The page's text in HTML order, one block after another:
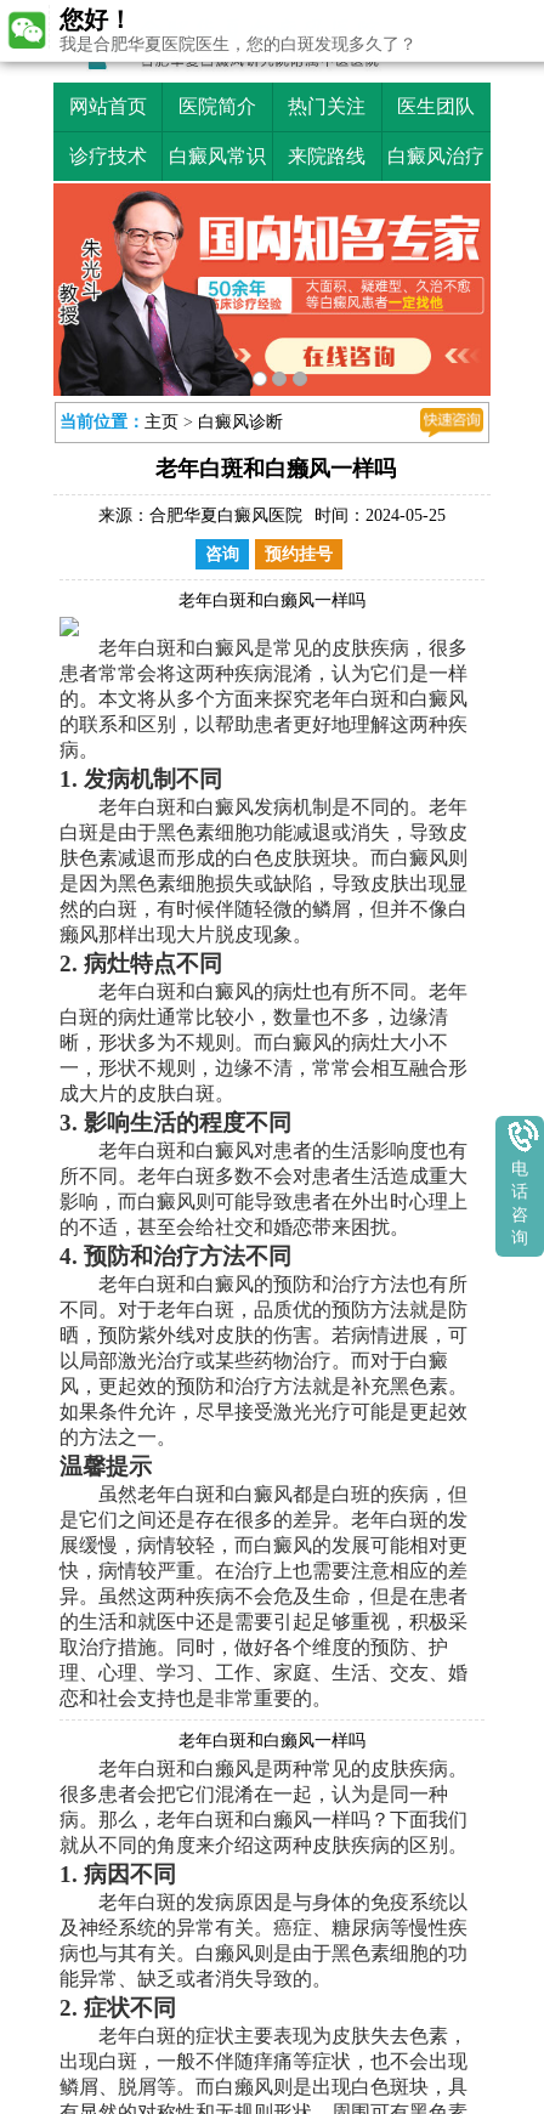
网站首页 医院简介 热门关注 医生团队
诊疗技术 白癜风常识 来院路线 白癜风治疗
当前位置： 主页 > 白癜风诊断
老年白斑和白癞风一样吗
来源： 合肥华夏白癜风医院 时间：2024-05-25
咨询 预约挂号
老年白斑和白癞风一样吗
老年白斑和白癜风是常见的皮肤疾病，很多
患者常常会将这两种疾病混淆，认为它们是一样
的。本文将从多个方面来探究老年白斑和白癜风
的联系和区别，以帮助患者更好地理解这两种疾
病。
1. 发病机制不同
老年白斑和白癜风发病机制是不同的。老年
白斑是由于黑色素细胞功能减退或消失，导致皮
肤色素减退而形成的白色皮肤斑块。而白癜风则
是因为黑色素细胞损失或缺陷，导致皮肤出现显
然的白斑，有时候伴随轻微的鳞屑，但并不像白
癞风那样出现大片脱皮现象。
2. 病灶特点不同
老年白斑和白癜风的病灶也有所不同。老年
白斑的病灶通常比较小，数量也不多，边缘清
晰，形状多为不规则。而白癜风的病灶大小不
一，形状不规则，边缘不清，常常会相互融合形
成大片的皮肤白斑。
3. 影响生活的程度不同
老年白斑和白癜风对患者的生活影响度也有
所不同。老年白斑多数不会对患者生活造成重大
影响，而白癜风则可能导致患者在外出时心理上
的不适，甚至会给社交和婚恋带来困扰。
4. 预防和治疗方法不同
老年白斑和白癜风的预防和治疗方法也有所
不同。对于老年白斑，品质优的预防方法就是防
晒，预防紫外线对皮肤的伤害。若病情进展，可
以局部激光治疗或某些药物治疗。而对于白癜
风，更起效的预防和治疗方法就是补充黑色素。
如果条件允许，尽早接受激光光疗可能是更起效
的方法之一。
温馨提示
虽然老年白斑和白癜风都是白班的疾病，但
是它们之间还是存在很多的差异。老年白斑的发
展缓慢，病情较轻，而白癜风的发展可能相对更
快，病情较严重。在治疗上也需要注意相应的差
异。虽然这两种疾病不会危及生命，但是在患者
的生活和就医中还是需要引起足够重视，积极采
取治疗措施。同时，做好各个维度的预防、护
理、心理、学习、工作、家庭、生活、交友、婚
恋和社会支持也是非常重要的。
老年白斑和白癞风一样吗
老年白斑和白癞风是两种常见的皮肤疾病。
很多患者会把它们混淆在一起，认为是同一种
病。那么，老年白斑和白癞风一样吗？下面我们
就从不同的角度来介绍这两种皮肤疾病的区别。
1. 病因不同
老年白斑的发病原因是与身体的免疫系统以
及神经系统的异常有关。癌症、糖尿病等慢性疾
病也与其有关。白癞风则是由于黑色素细胞的功
能异常、缺乏或者消失导致的。
2. 症状不同
老年白斑的症状主要表现为皮肤失去色素，
出现白斑，一般不伴随痒痛等症状，也不会出现
鳞屑、脱屑等。而白癞风则是出现白色斑块，具
您好！
我是合肥华夏医院医生，您的白斑发现多久了？
电
话
咨
询